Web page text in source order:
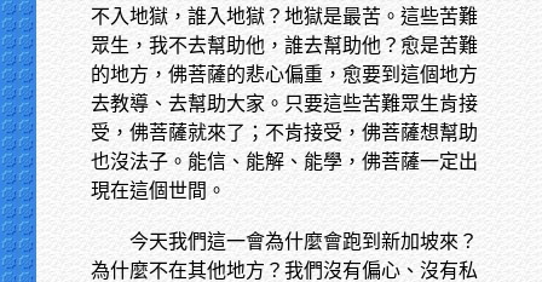
不入地獄，誰入地獄？地獄是最苦。這些苦難
眾生，我不去幫助他，誰去幫助他？愈是苦難
的地方，佛菩薩的悲心偏重，愈要到這個地方
去教導、去幫助大家。只要這些苦難眾生肯接
受，佛菩薩就來了；不肯接受，佛菩薩想幫助
也沒法子。能信、能解、能學，佛菩薩一定出
現在這個世間。
今天我們這一會為什麼會跑到新加坡來？
為什麼不在其他地方？我們沒有偏心、沒有私